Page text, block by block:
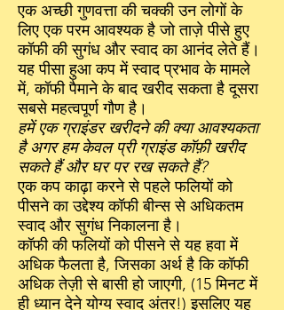
एक अच्छी गुणवत्ता की चक्की उन लोगों के
लिए एक परम आवश्यक है जो ताज़े पीसे हुए
कॉफी की सुगंध और स्वाद का आनंद लेते हैं।
यह पीसा हुआ कप में स्वाद प्रभाव के मामले
में, कॉफी पैमाने के बाद खरीद सकता है दूसरा
सबसे महत्वपूर्ण गौण है।
हमें एक ग्राइंडर खरीदने की क्या आवश्यकता
है अगर हम केवल प्री ग्राइंड कॉफ़ी खरीद
सकते हैं और घर पर रख सकते हैं?
एक कप काढ़ा करने से पहले फलियों को
पीसने का उद्देश्य कॉफी बीन्स से अधिकतम
स्वाद और सुगंध निकालना है।
कॉफी की फलियों को पीसने से यह हवा में
अधिक फैलता है, जिसका अर्थ है कि कॉफी
अधिक तेज़ी से बासी हो जाएगी, (15 मिनट में
ही ध्यान देने योग्य स्वाद अंतर!) इसलिए यह